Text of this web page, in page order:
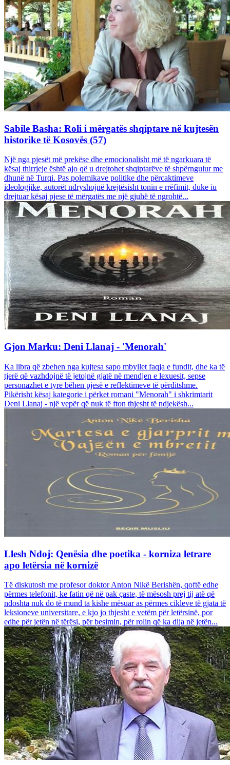
Sabile Basha: Roli i mërgatës shqiptare në kujtesën
historike të Kosovës (57)
Një nga pjesët më prekëse dhe emocionalisht më të ngarkuara të
kësaj thirrjeje është ajo që u drejtohet shqiptarëve të shpërngulur me
dhunë në Turqi. Pas polemikave politike dhe përcaktimeve
ideologjike, autorët ndryshojnë krejtësisht tonin e rrëfimit, duke iu
drejtuar kësaj pjese të mërgatës me një gjuhë të ngrohtë...
Gjon Marku: Deni Llanaj - 'Menorah'
Ka libra që zbehen nga kujtesa sapo mbyllet faqja e fundit, dhe ka të
tjerë që vazhdojnë të jetojnë gjatë në mendjen e lexuesit, sepse
personazhet e tyre bëhen pjesë e reflektimeve të përditshme.
Pikërisht kësaj kategorie i përket romani "Menorah" i shkrimtarit
Deni Llanaj - një vepër që nuk të fton thjesht të ndjekësh...
Llesh Ndoj: Qenësia dhe poetika - korniza letrare
apo letërsia në kornizë
Të diskutosh me profesor doktor Anton Nikë Berishën, qoftë edhe
përmes telefonit, ke fatin që në pak çaste, të mësosh prej tij atë që
ndoshta nuk do të mund ta kishe mësuar as përmes cikleve të gjata të
leksioneve universitare, e kjo jo thjesht e vetëm për letërsinë, por
edhe për jetën në tërësi, për besimin, për rolin që ka dija në jetën...